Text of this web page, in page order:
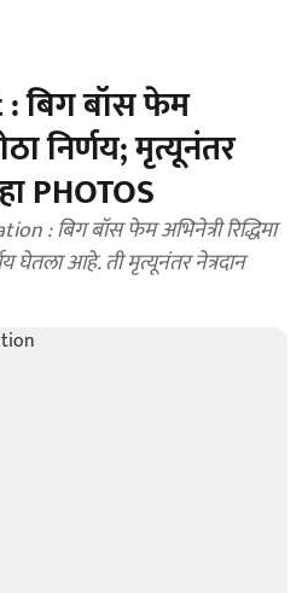
बिग बॉस फेम
निर्णय; मृत्यूनंतर
PHOTOS
: बिग बॉस फेम अभिनेत्री रिद्धिमा
घेतला आहे. ती मृत्यूनंतर नेत्रदान